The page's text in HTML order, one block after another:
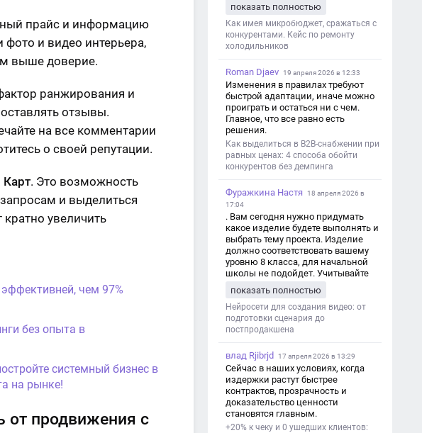
прайс и информацию
и видео интерьера,
выше доверие.
ранжирования и
отзывы.
на все комментарии
о своей репутации.
Карт. Это возможность
и выделиться
увеличить
чем 97%
без опыта в
системный бизнес в
на рынке!
от продвижения с
и ловит самый горячий трафик,
тогда как SEO в таких задачах
просто не успевает.
показать полностью
Как имея микробюджет, сражаться с
конкурентами. Кейс по ремонту
холодильников
Roman Djaev 19 апреля 2026 в 12:33
Изменения в правилах требуют
быстрой адаптации, иначе можно
проиграть и остаться ни с чем.
Главное, что все равно есть
решения.
Как выделиться в B2B-снабжении при
равных ценах: 4 способа обойти
конкурентов без демпинга
Фуражкина Настя
18 апреля 2026 в
17:04
. Вам сегодня нужно придумать
какое изделие будете выполнять и
выбрать тему проекта. Изделие
должно соответствовать вашему
уровню 8 класса, для начальной
школы не подойдет. Учитывайте
уровня работы. Структура проекта 1.
Титульный лист - Название школы.
- Тип работы: «Проектная работа». -
Тема проекта. - Кто выполнил:
должность учителя. - Город, год. 2.
Введение - Актуальность темы
(почему это важно). - Цель и
задачи проекта. - Объект и предмет
исследования. - Методы работы. 3.
Основная часть - Теоретическая
показать полностью
Нейросети для создания видео: от
подготовки сценария до
постпродакшена
влад Rjibrjd 17 апреля 2026 в 13:29
Сейчас в наших условиях, когда
издержки растут быстрее
контрактов, прозрачность и
доказательство ценности
становятся главным.
+20% к чеку и 0 ушедших клиентов: